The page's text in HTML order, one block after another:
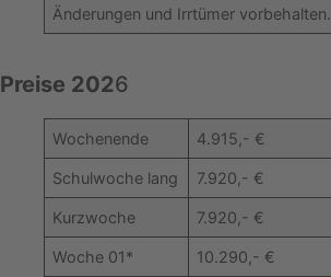
Änderungen und Irrtümer vorbehalten.
Preise 2026
Wochenende 4.915,- €
Schulwoche lang 7.920,- €
Kurzwoche 7.920,- €
Woche 01* 10.290,- €